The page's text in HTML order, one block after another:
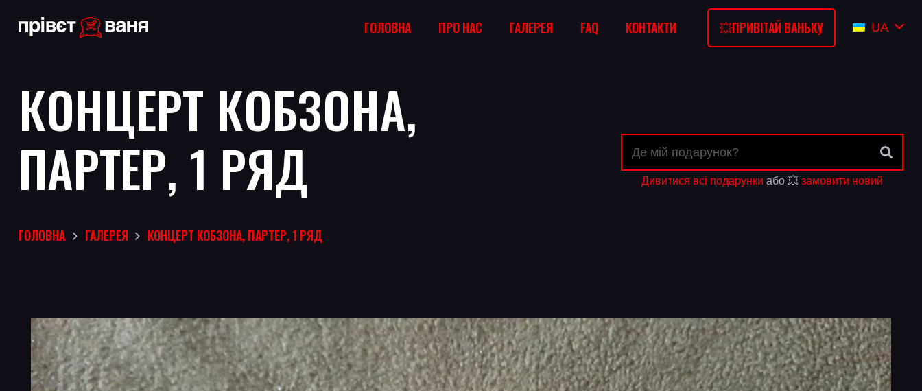
ГОЛОВНА ПРО НАС ГАЛЕРЕЯ FAQ КОНТАКТИ 💥ПРИВІТАЙ ВАНЬКУ UA
КОНЦЕРТ КОБЗОНА,
ПАРТЕР, 1 РЯД
ГОЛОВНА ГАЛЕРЕЯ КОНЦЕРТ КОБЗОНА, ПАРТЕР, 1 РЯД
Дивитися всі подарунки або 💥замовити новий